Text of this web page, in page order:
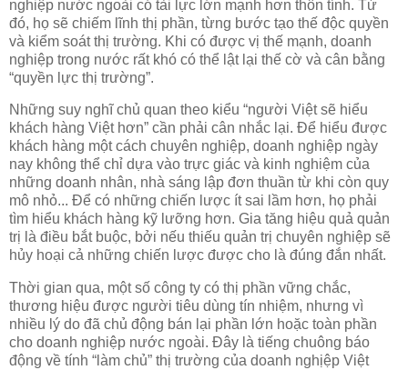
nghiệp nước ngoài có tài lực lớn mạnh hơn thôn tính. Từ
đó, họ sẽ chiếm lĩnh thị phần, từng bước tạo thế độc quyền
và kiểm soát thị trường. Khi có được vị thế mạnh, doanh
nghiệp trong nước rất khó có thể lật lại thế cờ và cân bằng
“quyền lực thị trường”.
Những suy nghĩ chủ quan theo kiểu “người Việt sẽ hiểu
khách hàng Việt hơn” cần phải cân nhắc lại. Để hiểu được
khách hàng một cách chuyên nghiệp, doanh nghiệp ngày
nay không thể chỉ dựa vào trực giác và kinh nghiệm của
những doanh nhân, nhà sáng lập đơn thuần từ khi còn quy
mô nhỏ... Để có những chiến lược ít sai lầm hơn, họ phải
tìm hiểu khách hàng kỹ lưỡng hơn. Gia tăng hiệu quả quản
trị là điều bắt buộc, bởi nếu thiếu quản trị chuyên nghiệp sẽ
hủy hoại cả những chiến lược được cho là đúng đắn nhất.
Thời gian qua, một số công ty có thị phần vững chắc,
thương hiệu được người tiêu dùng tín nhiệm, nhưng vì
nhiều lý do đã chủ động bán lại phần lớn hoặc toàn phần
cho doanh nghiệp nước ngoài. Đây là tiếng chuông báo
động về tính “làm chủ” thị trường của doanh nghịệp Việt